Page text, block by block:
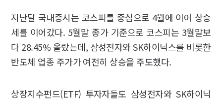
지난달 국내증시는 코스피를 중심으로 4월에 이어 상승
세를 이어갔다. 5월말 종가 기준으로 코스피는 3월말보
다 28.45% 올랐는데, 삼성전자와 SK하이닉스를 비롯한
반도체 업종 주가가 여전히 상승을 주도했다.
상장지수펀드(ETF) 투자자들도 삼성전자와 SK하이닉